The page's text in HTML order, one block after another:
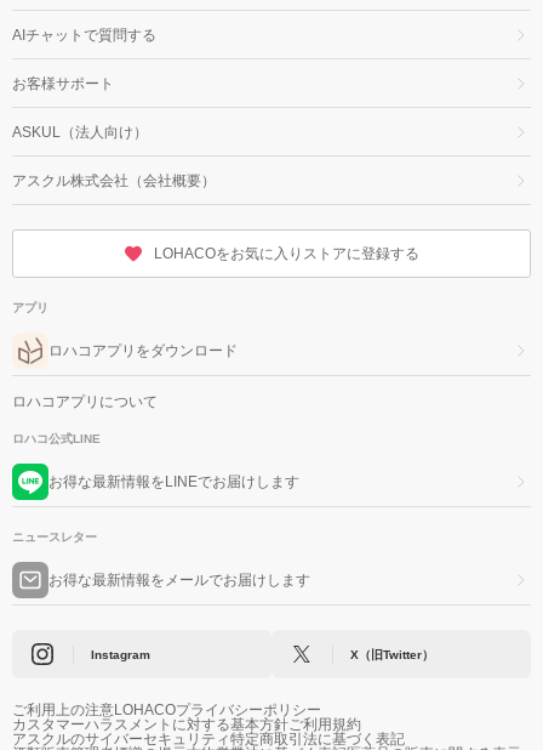
AIチャットで質問する
お客様サポート
ASKUL（法人向け）
アスクル株式会社（会社概要）
LOHACOをお気に入りストアに登録する
アプリ
ロハコアプリをダウンロード
ロハコアプリについて
ロハコ公式LINE
お得な最新情報をLINEでお届けします
ニュースレター
お得な最新情報をメールでお届けします
Instagram X（旧Twitter）
ご利用上の注意LOHACOプライバシーポリシー
カスタマーハラスメントに対する基本方針ご利用規約
アスクルのサイバーセキュリティ特定商取引法に基づく表記